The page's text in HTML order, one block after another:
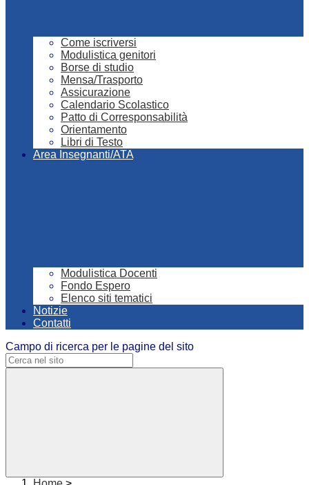
Come iscriversi
Modulistica genitori
Borse di studio
Mensa/Trasporto
Assicurazione
Calendario Scolastico
Patto di Corresponsabilità
Orientamento
Libri di Testo
Area Insegnanti/ATA
Modulistica Docenti
Fondo Espero
Elenco siti tematici
Notizie
Contatti
Campo di ricerca per le pagine del sito